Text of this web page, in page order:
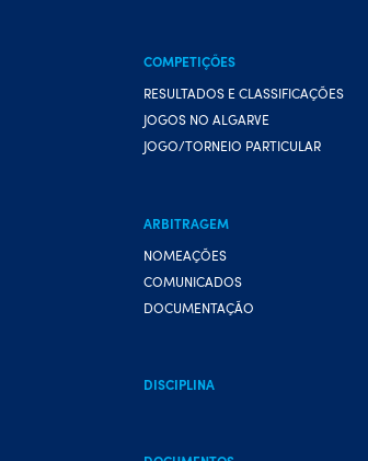
COMPETIÇÕES
RESULTADOS E CLASSIFICAÇÕES
JOGOS NO ALGARVE
JOGO/TORNEIO PARTICULAR
ARBITRAGEM
NOMEAÇÕES
COMUNICADOS
DOCUMENTAÇÃO
DISCIPLINA